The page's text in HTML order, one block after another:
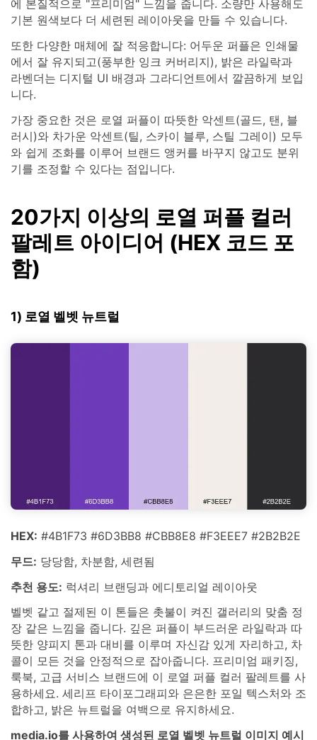
에 본질적으로 "프리미엄" 느낌을 줍니다. 소량만 사용해도
기본 원색보다 더 세련된 레이아웃을 만들 수 있습니다.
또한 다양한 매체에 잘 적응합니다: 어두운 퍼플은 인쇄물
에서 잘 유지되고(풍부한 잉크 커버리지), 밝은 라일락과
라벤더는 디지털 UI 배경과 그라디언트에서 깔끔하게 보입
니다.
가장 중요한 것은 로열 퍼플이 따뜻한 악센트(골드, 탠, 블
러시)와 차가운 악센트(틸, 스카이 블루, 스틸 그레이) 모두
와 쉽게 조화를 이루어 브랜드 앵커를 바꾸지 않고도 분위
기를 조정할 수 있다는 점입니다.
20가지 이상의 로열 퍼플 컬러
팔레트 아이디어 (HEX 코드 포
함)
1) 로열 벨벳 뉴트럴
HEX: #4B1F73 #6D3BB8 #CBB8E8 #F3EEE7 #2B2B2E
무드: 당당함, 차분함, 세련됨
추천 용도: 럭셔리 브랜딩과 에디토리얼 레이아웃
벨벳 같고 절제된 이 톤들은 촛불이 켜진 갤러리의 맞춤 정
장 같은 느낌을 줍니다. 깊은 퍼플이 부드러운 라일락과 따
뜻한 양피지 톤과 대비를 이루며 자신감 있게 자리하고, 차
콜이 모든 것을 안정적으로 잡아줍니다. 프리미엄 패키징,
룩북, 고급 서비스 브랜드에 이 로열 퍼플 컬러 팔레트를 사
용하세요. 세리프 타이포그래피와 은은한 포일 텍스처와 조
합하고, 밝은 뉴트럴을 여백으로 유지하세요.
media.io를 사용하여 생성된 로열 벨벳 뉴트럴 이미지 예시